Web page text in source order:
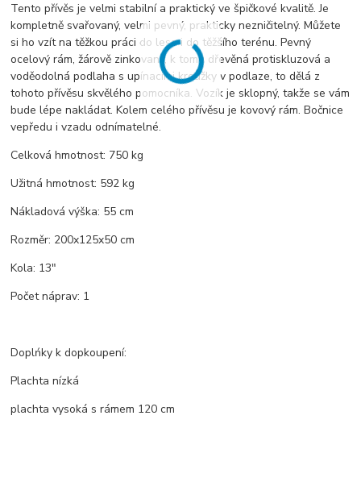
Tento přívěs je velmi stabilní a praktický ve špičkové kvalitě. Je
kompletně svařovaný, velmi pevný, prakticky nezničitelný. Můžete
si ho vzít na těžkou práci do lesa i do těžšího terénu. Pevný
ocelový rám, žárově zinkovaný, k tomu dřevěná protiskluzová a
voděodolná podlaha s upínacími kroužky v podlaze, to dělá z
tohoto přívěsu skvělého pomocníka. Vozík je sklopný, takže se vám
bude lépe nakládat. Kolem celého přívěsu je kovový rám. Bočnice
vepředu i vzadu odnímatelné.
Celková hmotnost: 750 kg
Užitná hmotnost: 592 kg
Nákladová výška: 55 cm
Rozměr: 200x125x50 cm
Kola: 13"
Počet náprav: 1
Doplńky k dopkoupení:
Plachta nízká
plachta vysoká s rámem 120 cm